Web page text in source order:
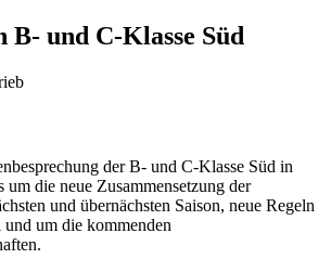
B- und C-Klasse Süd
der B- und C-Klasse Süd in
um die neue Zusammensetzung der
und übernächsten Saison, neue Regeln
um die kommenden